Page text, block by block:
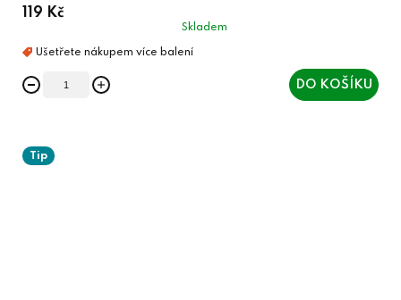
119 Kč
Skladem
DO KOŠÍKU
Tip